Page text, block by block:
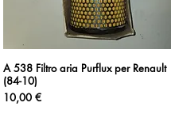
Vista rapida
A 538 Filtro aria Purflux per Renault
(84-10)
Prezzo
10,00 €